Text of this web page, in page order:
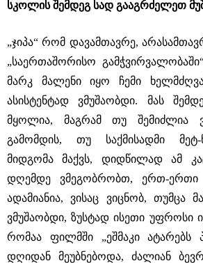
სკოლის შემდეგ სად გააგრძელეთ
„ჯიპა“ რომ დავამთავრე,
„საერთაშორისო
მარკ მალენი იყო ჩემი
ასისტენტად ვმუშაობდი. მას
მყოლია, მაგრამ თუ შემიძლია
გამომდის, თუ საქმისადმი
მიდგომა მაქვს, დიდწილად ამ
დღემდე ვმეგობრობთ, ერთ-ერთი
ადამიანია, ვისაც ვიცნობ, თუმცა
ვმუშაობდი, ზუსტად ისეთი უფროსი
რომაა ფილმში „ეშმაკი ატარებს
დღიდან მეუბნებოდა, ძალიან